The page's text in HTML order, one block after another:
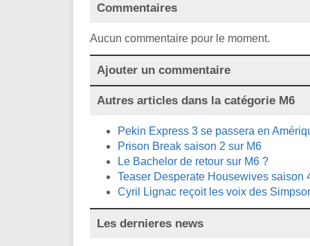
Commentaires
Aucun commentaire pour le moment.
Ajouter un commentaire
Autres articles dans la catégorie M6
Pekin Express 3 se passera en
Prison Break saison 2 sur M6
Le Bachelor de retour sur M6 ?
Teaser Desperate Housewives saison
Cyril Lignac reçoit les voix des
Les dernieres news